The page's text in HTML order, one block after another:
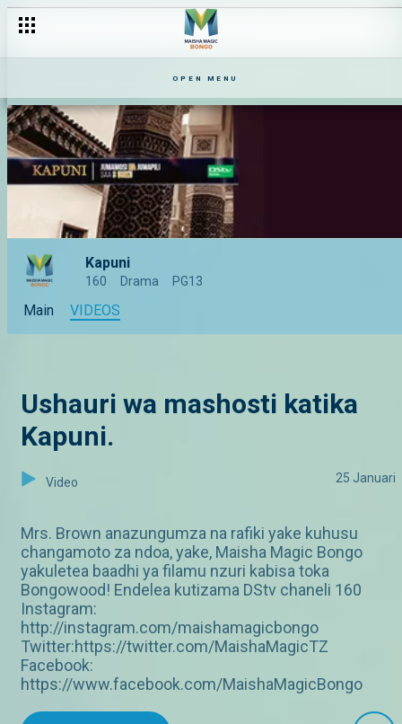
OPEN MENU
Kapuni
160 Drama PG13
Main VIDEOS
Ushauri wa mashosti katika
Kapuni.
Video 25 Januari
Mrs. Brown anazungumza na rafiki yake kuhusu
changamoto za ndoa, yake, Maisha Magic Bongo
yakuletea baadhi ya filamu nzuri kabisa toka
Bongowood! Endelea kutizama DStv chaneli 160
Instagram:
http://instagram.com/maishamagicbongo
Twitter:https://twitter.com/MaishaMagicTZ
Facebook:
https://www.facebook.com/MaishaMagicBongo